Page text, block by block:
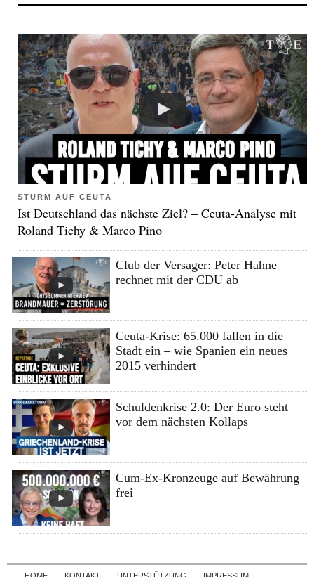
STURM AUF CEUTA
Ist Deutschland das nächste Ziel? – Ceuta-Analyse mit
Roland Tichy & Marco Pino
Club der Versager: Peter Hahne
rechnet mit der CDU ab
Ceuta-Krise: 65.000 fallen in die
Stadt ein – wie Spanien ein neues
2015 verhindert
Schuldenkrise 2.0: Der Euro steht
vor dem nächsten Kollaps
Cum-Ex-Kronzeuge auf Bewährung
frei
Skip to content
HOME KONTAKT UNTERSTÜTZUNG IMPRESSUM